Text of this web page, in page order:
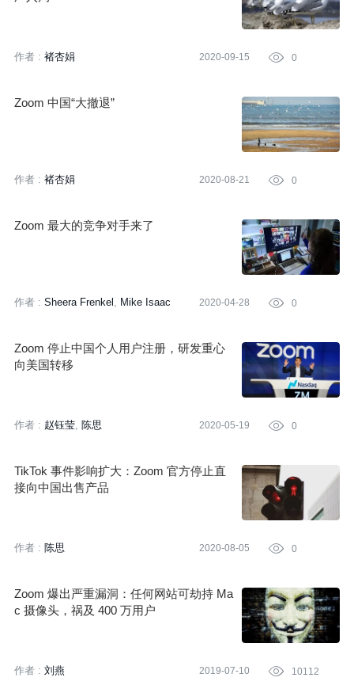
作者 : 褚杏娟 2020-09-15  0
Zoom 中国“大撤退”
作者 : 褚杏娟 2020-08-21  0
Zoom 最大的竞争对手来了
作者 : Sheera Frenkel
Mike Isaac
2020-04-28  0
Zoom 停止中国个人用户注册，研发重心
向美国转移
作者 : 赵钰莹 陈思 2020-05-19  0
TikTok 事件影响扩大：Zoom 官方停止直
接向中国出售产品
作者 : 陈思 2020-08-05  0
Zoom 爆出严重漏洞：任何网站可劫持 Ma
c 摄像头，祸及 400 万用户
作者 : 刘燕 2019-07-10  10112